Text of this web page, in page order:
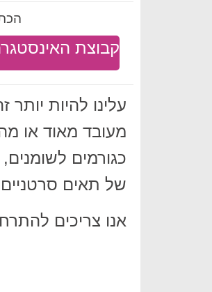
קבוצת
עלינו להיות יותר
מעובד מאוד או
כגורמים
של תאים
אנו צריכים